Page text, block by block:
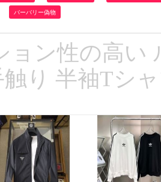
バーバリー偽物
ョン性の高
り 半袖Tシ